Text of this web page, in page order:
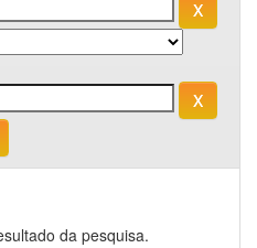
da pesquisa.